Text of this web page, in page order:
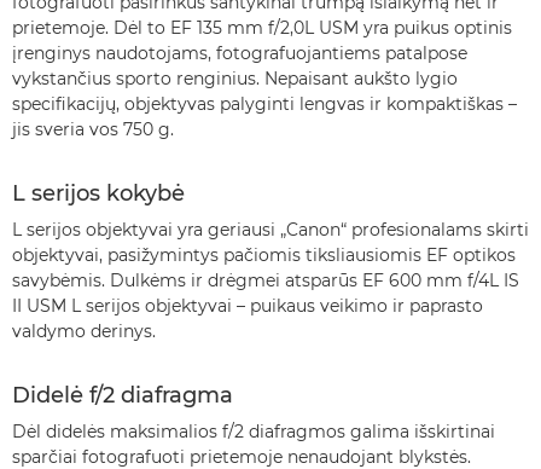
prietemoje. Dėl to EF 135 mm f/2,0L USM yra puikus optinis
įrenginys naudotojams, fotografuojantiems patalpose
vykstančius sporto renginius. Nepaisant aukšto lygio
specifikacijų, objektyvas palyginti lengvas ir kompaktiškas –
jis sveria vos 750 g.
L serijos kokybė
L serijos objektyvai yra geriausi „Canon“ profesionalams skirti
objektyvai, pasižymintys pačiomis tiksliausiomis EF optikos
savybėmis. Dulkėms ir drėgmei atsparūs EF 600 mm f/4L IS
II USM L serijos objektyvai – puikaus veikimo ir paprasto
valdymo derinys.
Didelė f/2 diafragma
Dėl didelės maksimalios f/2 diafragmos galima išskirtinai
sparčiai fotografuoti prietemoje nenaudojant blykstės.